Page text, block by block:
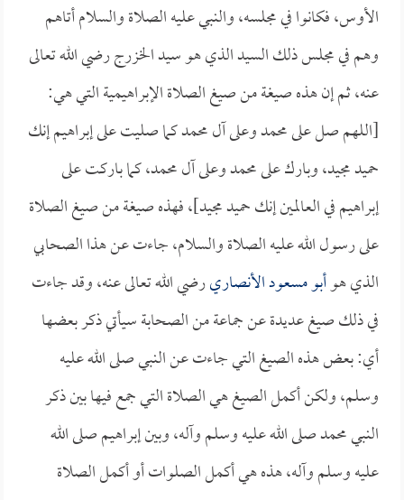
الأوس، فكانوا في مجلسه، والنبي عليه الصلاة والسلام أتاهم
وهم في مجلس ذلك السيد الذي هو سيد الخزرج رضي الله تعالى
عنه، ثم إن هذه صيغة من صيغ الصلاة الإبراهيمية التي هي:
[اللهم صل على محمد وعلى آل محمد كما صليت على إبراهيم إنك
حميد مجيد، وبارك على محمد وعلى آل محمد، كما باركت على
إبراهيم في العالمين إنك حميد مجيد]، فهذه صيغة من صيغ الصلاة
على رسول الله عليه الصلاة والسلام، جاءت عن هذا الصحابي
الذي هوأبو مسعود الأنصاريرضي الله تعالى عنه، وقد جاءت
في ذلك صيغ عديدة عن جماعة من الصحابة سيأتي ذكر بعضها
أي: بعض هذه الصيغ التي جاءت عن النبي صلى الله عليه
وسلم، ولكن أكمل الصيغ هي الصلاة التي جمع فيها بين ذكر
النبي محمد صلى الله عليه وسلم وآله، وبين إبراهيم صلى الله
عليه وسلم وآله، هذه هي أكمل الصلوات أو أكمل الصلاة